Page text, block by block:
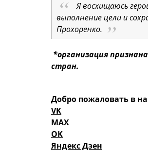
Я восхищаюсь
выполнение цели и
Прохоренко.
*организация
стран.
Добро пожаловать в
VK
MAX
OK
Яндекс Дзен